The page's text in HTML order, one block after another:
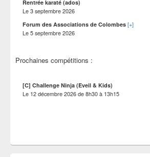
Rentrée karaté (ados)
Le3 septembre 2026
Forum des Associations de Colombes [+]
Le5 septembre 2026
Prochaines compétitions :
[C] Challenge Ninja (Eveil & Kids)
Le 12 décembre 2026de8h30à 13h15